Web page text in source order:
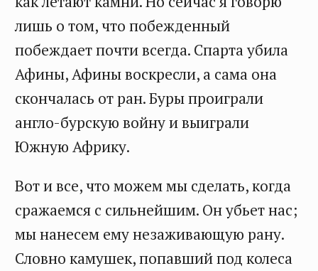
лишь о том, что побежденный
побеждает почти всегда. Спарта убила
Афины, Афины воскресли, а сама она
скончалась от ран. Буры проиграли
англо-бурскую войну и выиграли
Южную Африку.
Вот и все, что можем мы сделать, когда
сражаемся с сильнейшим. Он убьет нас;
мы нанесем ему незаживающую рану.
Словно камушек, попавший под колеса